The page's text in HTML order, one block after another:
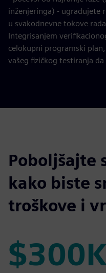
inženjeringa) - ugrađujete
u svakodnevne tokove
Integrisanjem
celokupni programski
vašeg fizičkog testiranja
Poboljšajte
kako biste
troškove i
$300K